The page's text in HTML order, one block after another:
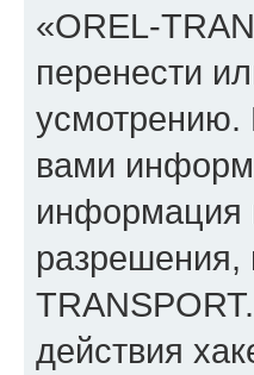
«OREL-
перенести
усмотрению.
вами
информация
разрешения,
действия